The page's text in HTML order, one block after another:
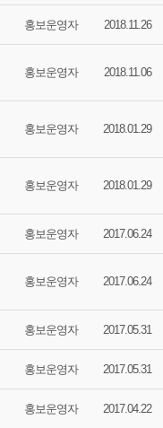
홍보운영자 2018.11.26
홍보운영자 2018.11.06
홍보운영자 2018.01.29
홍보운영자 2018.01.29
홍보운영자 2017.06.24
홍보운영자 2017.06.24
홍보운영자 2017.05.31
홍보운영자 2017.05.31
홍보운영자 2017.04.22